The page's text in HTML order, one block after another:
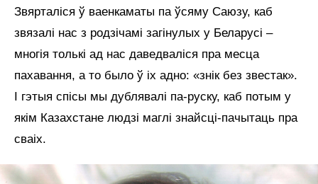
Звярталіся ў ваенкаматы па ўсяму Саюзу, каб
звязалі нас з родзічамі загінулых у Беларусі –
многія толькі ад нас даведваліся пра месца
пахавання, а то было ў іх адно: «знік без звестак».
І гэтыя спісы мы дублявалі па-руску, каб потым у
якім Казахстане людзі маглі знайсці-пачытаць пра
сваіх.